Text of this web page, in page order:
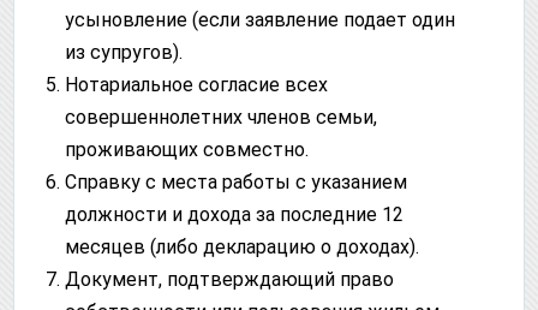
усыновление (если заявление подает один
из супругов).
Нотариальное согласие всех
совершеннолетних членов семьи,
проживающих совместно.
Справку с места работы с указанием
должности и дохода за последние 12
месяцев (либо декларацию о доходах).
Документ, подтверждающий право